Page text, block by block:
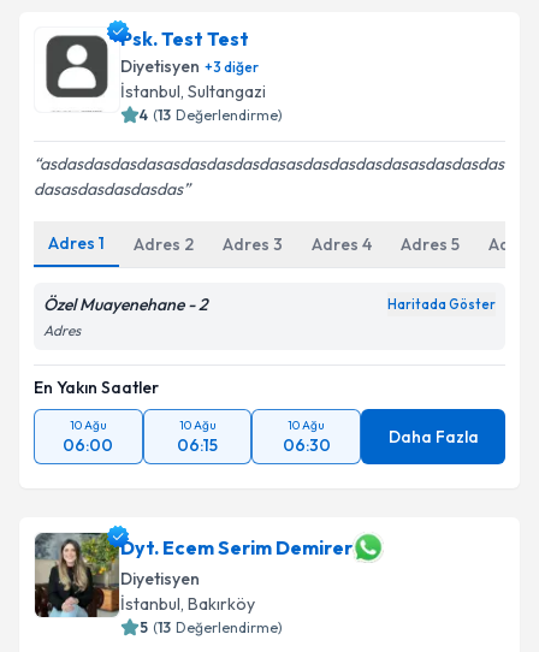
Psk. Test Test
Diyetisyen +3 diğer
İstanbul, Sultangazi
4 (13 Değerlendirme)
asdasdasdasdasasdasdasdasdasasdasdasdasdasasdasdasdas
dasasdasdasdasdas
Adres 1 Adres 2 Adres 3 Adres 4 Adres 5 Adres
Özel Muayenehane - 2 Haritada Göster
Adres
En Yakın Saatler
10 Ağu
06:00
10 Ağu
06:15
10 Ağu
06:30 Daha Fazla
Dyt. Ecem Serim Demirer
Diyetisyen
İstanbul, Bakırköy
5 (13 Değerlendirme)